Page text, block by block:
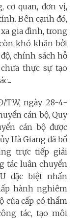
cơ quan, đơn vị,
Bên cạnh đó,
gia đình, trong
khó khăn bởi
chính sách hỗ
thực sự tạo
TW, ngày 28-4-
cán bộ, Quy
cán bộ được
Hà Giang đã bổ
trực tiếp giải
tác luân chuyển
đặc biệt nhấn
hành nghiêm
của cấp có thẩm
tác, tạo môi